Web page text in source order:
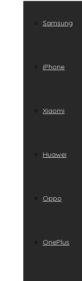
Samsung
iPhone
Xiaomi
Huawei
Oppo
OnePlus